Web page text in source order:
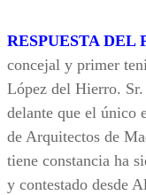
RESPUESTA DEL
concejal y primer
López del Hierro.
delante que el único
de Arquitectos de
tiene constancia ha
y contestado desde